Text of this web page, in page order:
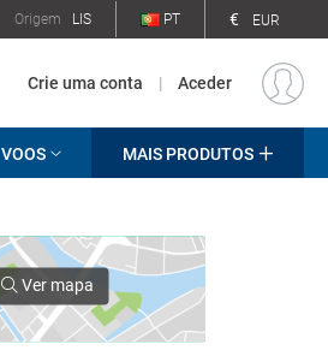
Origem LIS PT € EUR
Crie uma conta | Aceder
VOOS MAIS PRODUTOS
Ver mapa